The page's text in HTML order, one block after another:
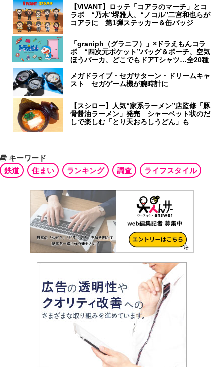
【VIVANT】ロッテ「コアラのマーチ」とコ
ラボ “乃木”堺雅人、“ノコル”二宮和也らが
コアラに 第1弾ステッカー＆缶バッジ
「graniph（グラニフ）」×ドラえもんコラ
ボ “四次元ポケット”バッグ＆ポーチ、空気
ほうパーカ、どこでもドアTシャツ…全20種
メガドライブ・セガサターン・ドリームキャ
スト セガゲーム機が腕時計に
【スシロー】人気“家系ラーメン”店監修「豚
骨醤油ラーメン」発売 シャーベット状のだ
しで楽しむ「とり天おろしうどん」も
キーワード
鉄道
住まい ランキング 調査 ライフスタイル